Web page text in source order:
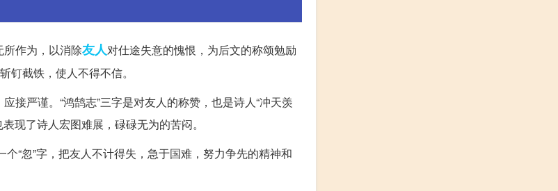
作为，以消除友人对仕途失意的愧恨，为后文的称颂勉励
钉截铁，使人不得不信。
接严谨。“鸿鹄志”三字是对友人的称赞，也是诗人“冲天羡
现了诗人宏图难展，碌碌无为的苦闷。
“忽”字，把友人不计得失，急于国难，努力争先的精神和